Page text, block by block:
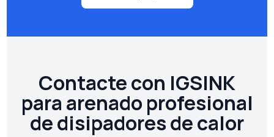
Contacte con IGSINK
para arenado profesional
de disipadores de calor